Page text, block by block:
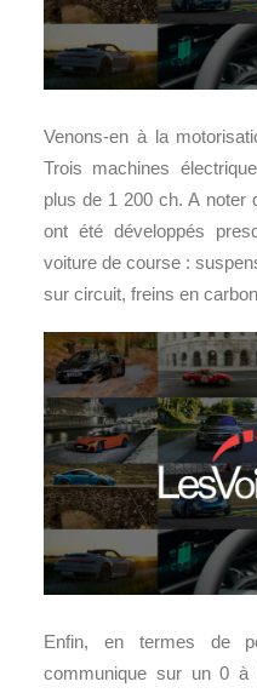
Venons-en à la
Trois machines
plus de 1 200 ch. A noter
ont été développés
voiture de course :
sur circuit, freins en
Enfin, en termes de
communique sur un 0